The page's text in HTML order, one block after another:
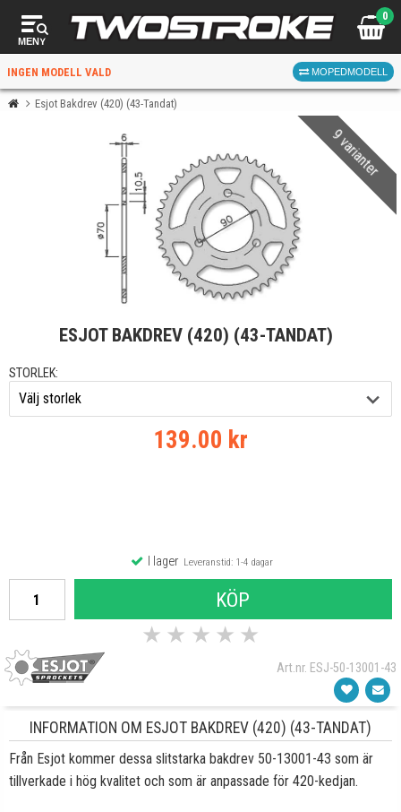
MENY
0
INGEN MODELL VALD MOPEDMODELL
VÄLJ MOPED FÖR RÄTT DELAR
VÄLJ
När du valt kommer butiken visa delar för vald moped
Esjot Bakdrev (420) (43-Tandat)
9 varianter
ESJOT BAKDREV (420) (43-TANDAT)
STORLEK:
139.00 kr
I lagerLeveranstid: 1-4 dagar
KÖP
★ ★ ★ ★ ★
Art.nr. ESJ-50-13001-43
INFORMATION OM ESJOT BAKDREV (420) (43-TANDAT)
Från Esjot kommer dessa slitstarka bakdrev 50-13001-43 som är
tillverkade i hög kvalitet och som är anpassade för 420-kedjan.